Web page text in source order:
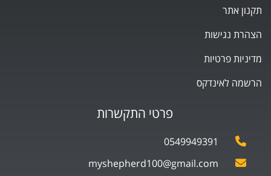
פרטי התקשרות
0549949391
myshepherd100@gmail.com
תקנון אתר
הצהרת נגישות
מדיניות פרטיות
הרשמה לאינדקס